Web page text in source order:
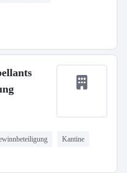
Kantine